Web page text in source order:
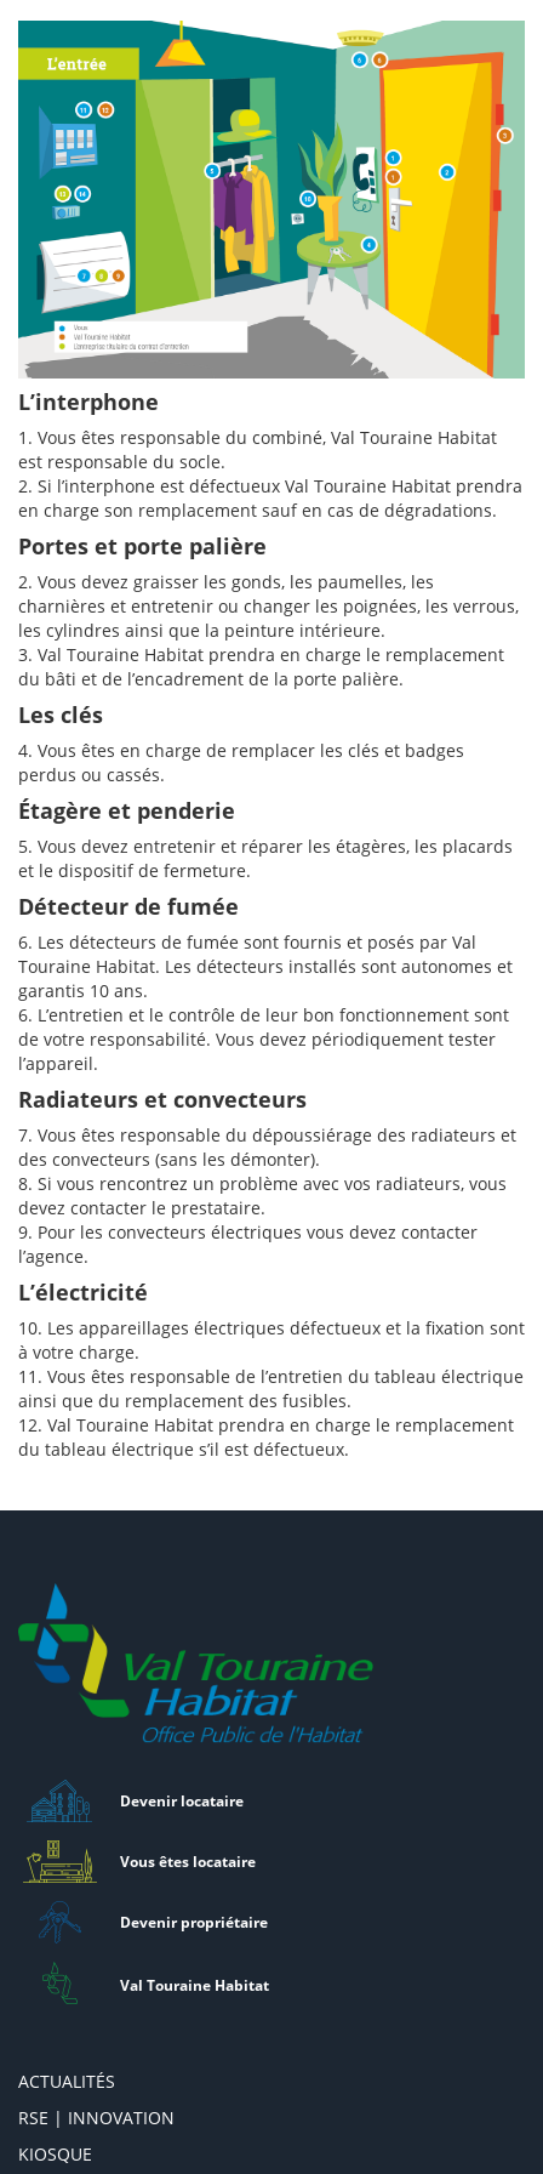
L’interphone
1. Vous êtes responsable du combiné, Val Touraine Habitat
est responsable du socle.
2. Si l’interphone est défectueux Val Touraine Habitat prendra
en charge son remplacement sauf en cas de dégradations.
Portes et porte palière
2. Vous devez graisser les gonds, les paumelles, les
charnières et entretenir ou changer les poignées, les verrous,
les cylindres ainsi que la peinture intérieure.
3. Val Touraine Habitat prendra en charge le remplacement
du bâti et de l’encadrement de la porte palière.
Les clés
4. Vous êtes en charge de remplacer les clés et badges
perdus ou cassés.
Étagère et penderie
5. Vous devez entretenir et réparer les étagères, les placards
et le dispositif de fermeture.
Détecteur de fumée
6. Les détecteurs de fumée sont fournis et posés par Val
Touraine Habitat. Les détecteurs installés sont autonomes et
garantis 10 ans.
6. L’entretien et le contrôle de leur bon fonctionnement sont
de votre responsabilité. Vous devez périodiquement tester
l’appareil.
Radiateurs et convecteurs
7. Vous êtes responsable du dépoussiérage des radiateurs et
des convecteurs (sans les démonter).
8. Si vous rencontrez un problème avec vos radiateurs, vous
devez contacter le prestataire.
9. Pour les convecteurs électriques vous devez contacter
l’agence.
L’électricité
10. Les appareillages électriques défectueux et la fixation sont
à votre charge.
11. Vous êtes responsable de l’entretien du tableau électrique
ainsi que du remplacement des fusibles.
12. Val Touraine Habitat prendra en charge le remplacement
du tableau électrique s’il est défectueux.
Devenir locataire
Vous êtes locataire
Devenir propriétaire
Val Touraine Habitat
ACTUALITÉS
RSE | INNOVATION
KIOSQUE